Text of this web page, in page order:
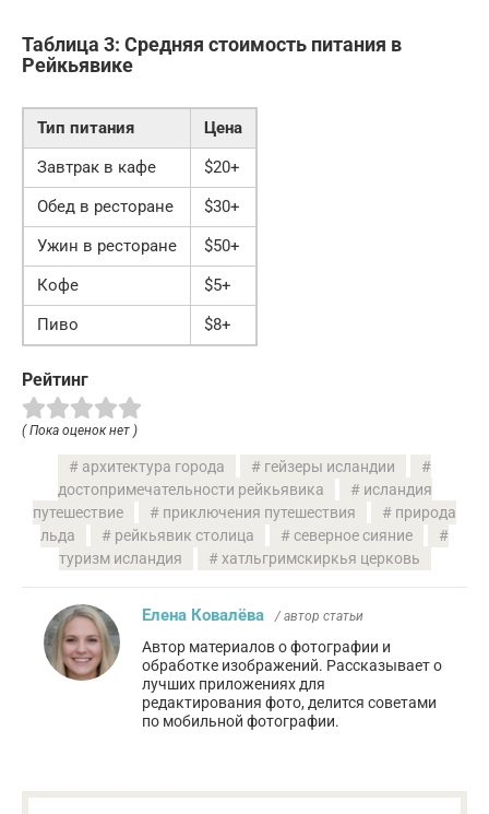
Таблица 3: Средняя стоимость питания в
Рейкьявике
Тип питания
Цена
Завтрак в кафе
$20+
Обед в ресторане
$30+
Ужин в ресторане
$50+
Кофе
$5+
Пиво
$8+
Рейтинг
( Пока оценок нет )
архитектура города
гейзеры исландии
достопримечательности рейкьявика
исландия
путешествие
приключения путешествия
природа
льда
рейкьявик столица
северное сияние
туризм исландия
хатльгримскиркья церковь
Елена Ковалёва / автор статьи
Автор материалов о фотографии и
обработке изображений. Рассказывает о
лучших приложениях для
редактирования фото, делится советами
по мобильной фотографии.